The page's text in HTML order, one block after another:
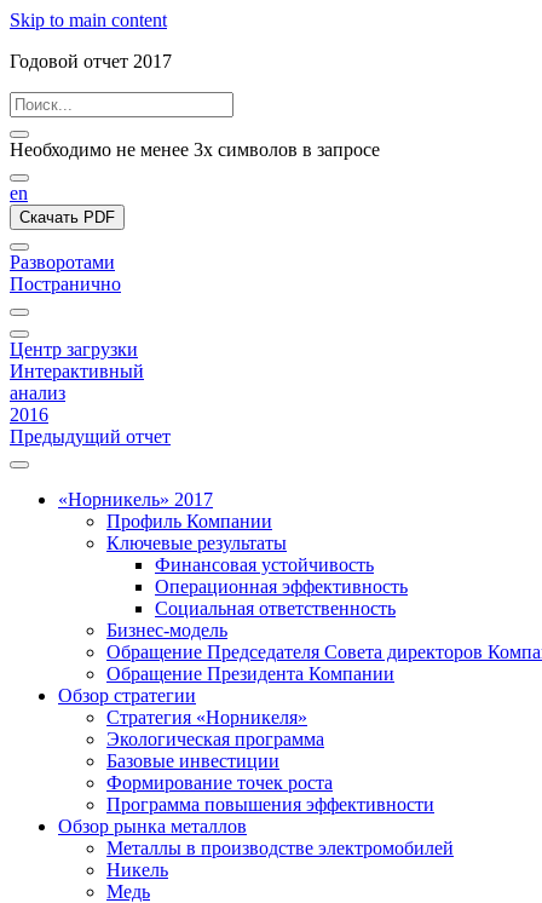
Skip to main content
Годовой отчет 2017
Необходимо не менее 3х символов в запросе
en
Скачать PDF
Разворотами
Постранично
Центр загрузки
Интерактивный
анализ
2016
Предыдущий отчет
«Норникель» 2017
Профиль Компании
Ключевые результаты
Финансовая устойчивость
Операционная эффективность
Социальная ответственность
Бизнес-модель
Обращение Председателя Совета директоров
Обращение Президента Компании
Обзор стратегии
Стратегия «Норникеля»
Экологическая программа
Базовые инвестиции
Формирование точек роста
Программа повышения эффективности
Обзор рынка металлов
Металлы в производстве электромобилей
Никель
Медь